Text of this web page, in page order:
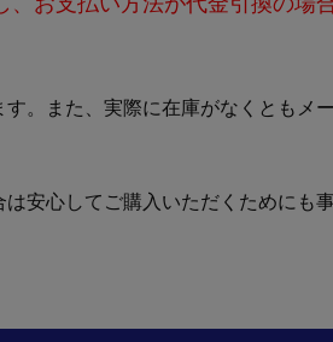
。また、実際に在庫がなくともメ
安心してご購入いただくためにも